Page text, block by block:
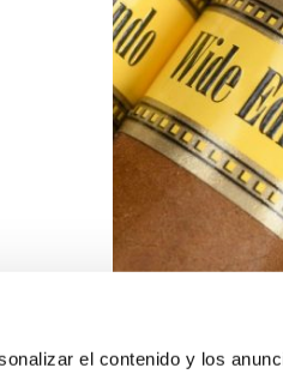
el contenido y los